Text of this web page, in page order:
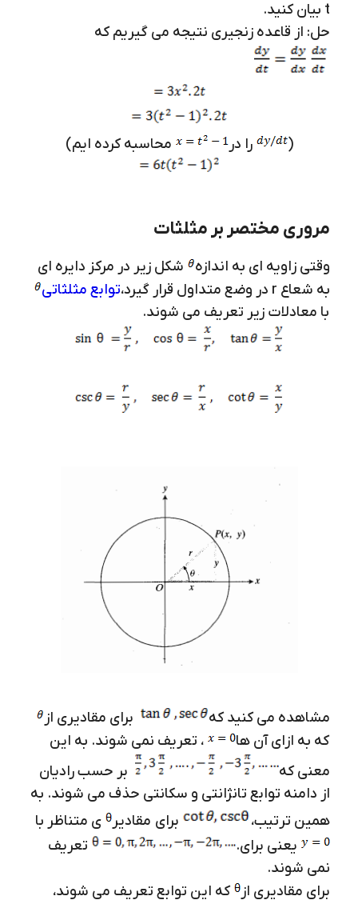
t بیان کنید.
حل: از قاعده زنجیری نتیجه می گیریم که
( را در محاسبه کرده ایم)
مروری مختصر بر مثلثات
وقتی زاویه ای به اندازه
شکل زیر در مرکز دایره ای
به شعاع r در وضع متداول قرار گیرد،
توابع مثلثاتی
با معادلات زیر تعریف می شوند.
مشاهده می کنید که
برای مقادیری از
که به ازای آن ها
، تعریف نمی شوند. به این
معنی که
بر حسب رادیان
از دامنه توابع تانژانتی و سکانتی حذف می شوند. به
همین ترتیب،
برای مقادیر
ی متناظر با
یعنی برای.
تعریف
نمی شوند.
برای مقادیری از
که این توابع تعریف می شوند،